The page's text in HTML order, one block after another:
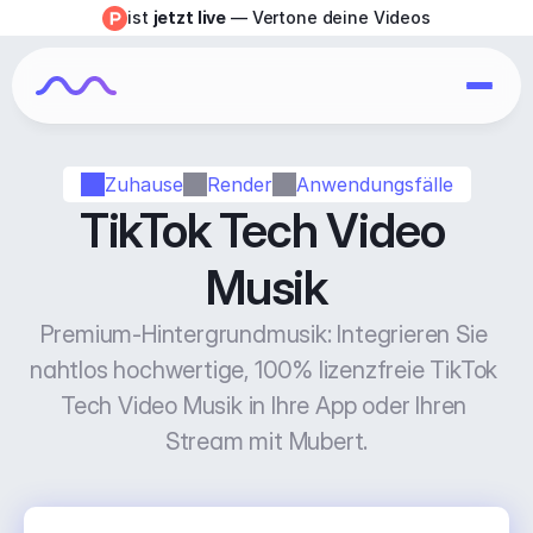
Zuhause Render Anwendungsfälle
TikTok Tech Video
Musik
Premium-Hintergrundmusik: Integrieren Sie
nahtlos hochwertige, 100% lizenzfreie TikTok
Tech Video Musik in Ihre App oder Ihren
Stream mit Mubert.
ist jetzt live — Vertone deine Videos